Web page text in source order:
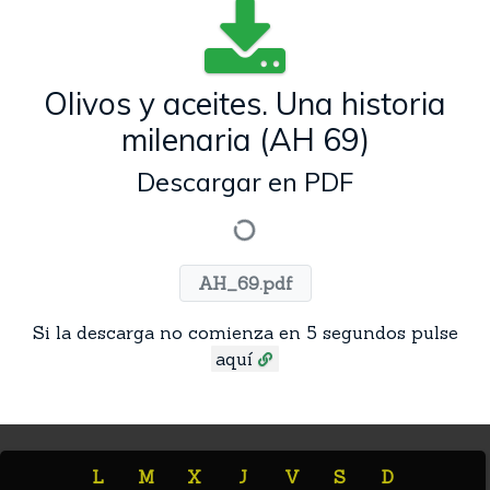
Olivos y aceites. Una historia
milenaria (AH 69)
Descargar en PDF
AH_69.pdf
Si la descarga no comienza en 5 segundos pulse
aquí
L M X J V S D